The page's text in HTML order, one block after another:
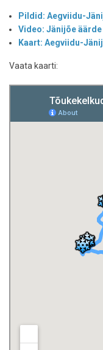
Pildid: Aegviidu-
Video: Jänijõe
Kaart: Aegviidu-
Vaata kaarti: